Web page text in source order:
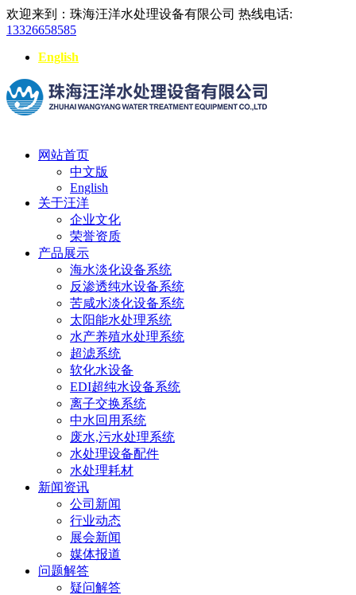
欢迎来到：珠海汪洋水处理设备有限公司 热线电话:
13326658585
English
网站首页
中文版
English
关于汪洋
企业文化
荣誉资质
产品展示
海水淡化设备系统
反渗透纯水设备系统
苦咸水淡化设备系统
太阳能水处理系统
水产养殖水处理系统
超滤系统
软化水设备
EDI超纯水设备系统
离子交换系统
中水回用系统
废水,污水处理系统
水处理设备配件
水处理耗材
新闻资讯
公司新闻
行业动态
展会新闻
媒体报道
问题解答
疑问解答